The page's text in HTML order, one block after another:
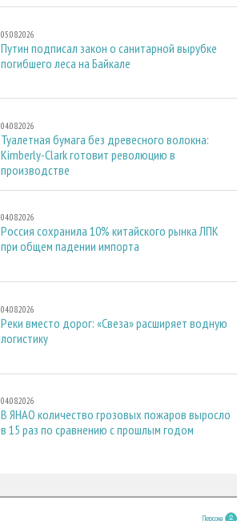
05.08.2026
Путин подписал закон о санитарной вырубке
погибшего леса на Байкале
04.08.2026
Туалетная бумага без древесного волокна:
Kimberly-Clark готовит революцию в
производстве
04.08.2026
Россия сохранила 10% китайского рынка ЛПК
при общем падении импорта
04.08.2026
Реки вместо дорог: «Свеза» расширяет водную
логистику
04.08.2026
В ЯНАО количество грозовых пожаров выросло
в 15 раз по сравнению с прошлым годом
Персона